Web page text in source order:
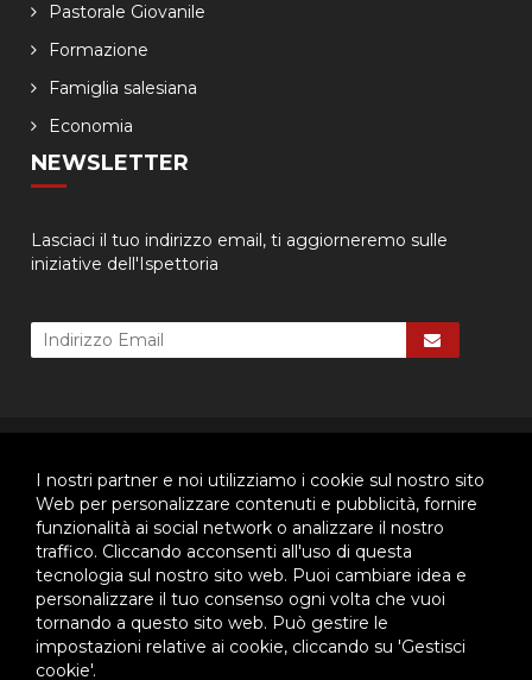
I nostri partner e noi utilizziamo i cookie sul nostro sito
Web per personalizzare contenuti e pubblicità, fornire
funzionalità ai social network o analizzare il nostro
traffico. Cliccando acconsenti all'uso di questa
tecnologia sul nostro sito web. Puoi cambiare idea e
personalizzare il tuo consenso ogni volta che vuoi
tornando a questo sito web. Può gestire le
impostazioni relative ai cookie, cliccando su 'Gestisci
cookie'.
Pastorale Giovanile
Formazione
Famiglia salesiana
Economia
NEWSLETTER
Lasciaci il tuo indirizzo email, ti aggiorneremo sulle
iniziative dell'Ispettoria
Questo plugin utilizza cookie per raccogliere dati e cookie di
terze parti per migliorare l'esperienza utente. Per visualizzare il
plugin è necessario dare il consenso.
Clicca qui per modificare le preferenze sulla Cookie Policy